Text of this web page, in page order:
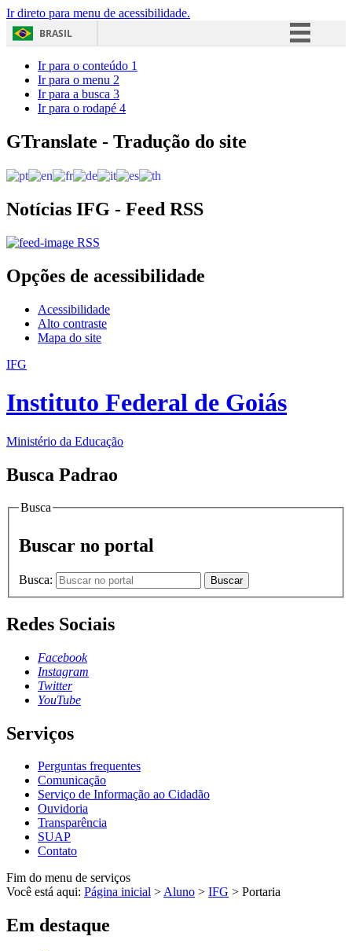
Ir direto para menu de acessibilidade.
BRASIL
Acesso à informação
Ir para o conteúdo 1
Ir para o menu 2
Ir para a busca 3
Ir para o rodapé 4
GTranslate - Tradução do site
Notícias IFG - Feed RSS
RSS
Opções de acessibilidade
Acessibilidade
Alto contraste
Mapa do site
IFG
Instituto Federal de Goiás
Ministério da Educação
Busca Padrao
Busca
Buscar no portal
Busca: Buscar
Redes Sociais
Facebook
Instagram
Twitter
YouTube
Serviços
Perguntas frequentes
Comunicação
Serviço de Informação ao Cidadão
Ouvidoria
Transparência
SUAP
Contato
Fim do menu de serviços
Você está aqui: Página inicial >Aluno > IFG > Portaria
Em destaque